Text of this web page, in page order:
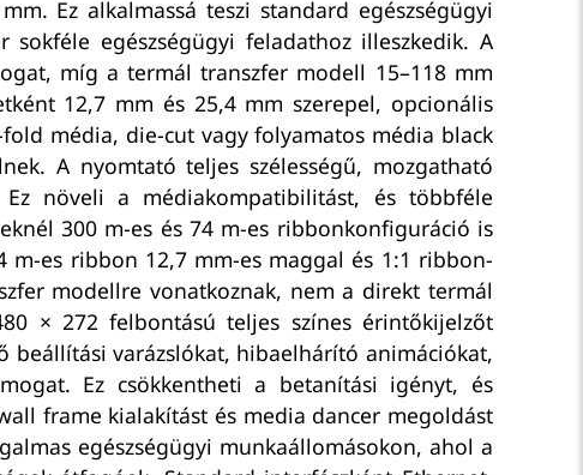
Ez alkalmassá teszi standard egészségügyi
sokféle egészségügyi feladathoz illeszkedik. A
míg a termál transzfer modell 15–118 mm
12,7 mm és 25,4 mm szerepel, opcionális
média, die-cut vagy folyamatos média black
A nyomtató teljes szélességű, mozgatható
növeli a médiakompatibilitást, és többféle
300 m-es és 74 m-es ribbonkonfiguráció is
es ribbon 12,7 mm-es maggal és 1:1 ribbon-
modellre vonatkoznak, nem a direkt termál
× 272 felbontású teljes színes érintőkijelzőt
beállítási varázslókat, hibaelhárító animációkat,
Ez csökkentheti a betanítási igényt, és
frame kialakítást és media dancer megoldást
egészségügyi munkaállomásokon, ahol a